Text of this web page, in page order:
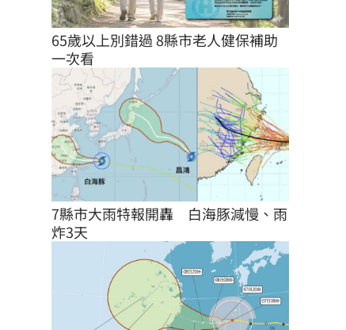
65歲以上別錯過 8縣市老人健保補助
一次看
7縣市大雨特報開轟　白海豚減慢、雨
炸3天